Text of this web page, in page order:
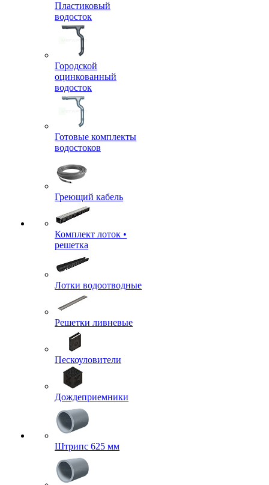
Пластиковый
водосток
Городской
оцинкованный
водосток
Готовые комплекты
водостоков
Греющий кабель
Комплект лоток •
решетка
Лотки водоотводные
Решетки ливневые
Пескоуловители
Дождеприемники
Штрипс 625 мм